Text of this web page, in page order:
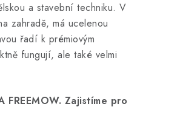
a stavební techniku. V
zahradě, má ucelenou
řadí k prémiovým
fungují, ale také velmi
Zajistíme pro